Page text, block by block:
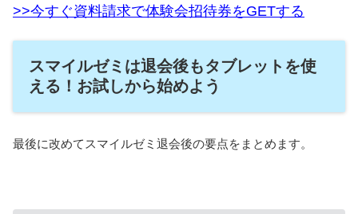
>>今すぐ資料請求で体験会招待券をGETする
スマイルゼミは退会後もタブレットを使
える！お試しから始めよう
最後に改めてスマイルゼミ退会後の要点をまとめます。